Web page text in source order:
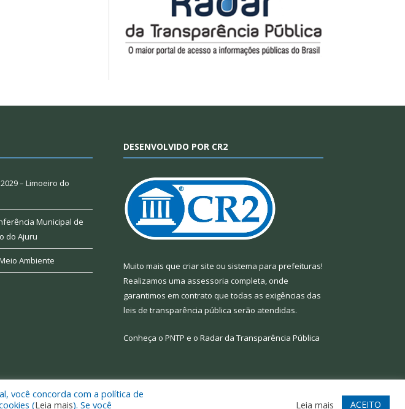
– Limoeiro do
Municipal de
do Ajuru
Ambiente
DESENVOLVIDO POR CR2
Muito mais que criar site ou sistema para prefeituras!
Realizamos uma assessoria completa, onde
garantimos em contrato que todas as exigências das
leis de transparência pública serão atendidas.
Conheça o PNTP e o Radar da Transparência Pública
Mapa do Site Acessar Webmail
você concorda com a política de
(Leia mais). Se você Leia mais ACEITO